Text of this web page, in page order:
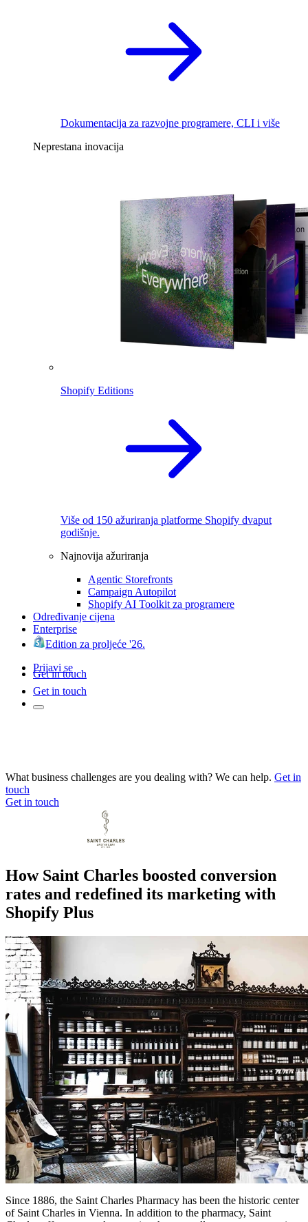
Dokumentacija za razvojne programere, CLI i više
Neprestana inovacija
Shopify Editions
Više od 150 ažuriranja platforme Shopify dvaput
godišnje.
Najnovija ažuriranja
Agentic Storefronts
Campaign Autopilot
Shopify AI Toolkit za programere
Određivanje cijena
Enterprise
Edition za proljeće '26.
Prijavi se
Get in touch
Get in touch
What business challenges are you dealing with? We can help. Get in
touch
Get in touch
How Saint Charles boosted conversion
rates and redefined its marketing with
Shopify Plus
Since 1886, the Saint Charles Pharmacy has been the historic center
of Saint Charles in Vienna. In addition to the pharmacy, Saint